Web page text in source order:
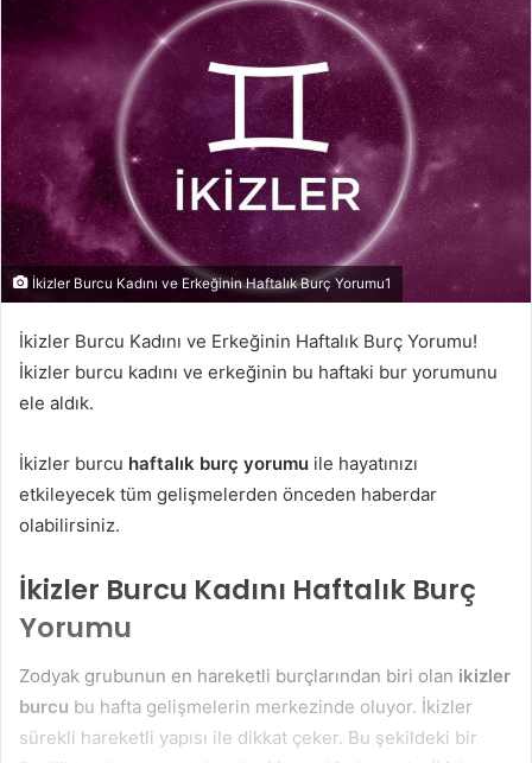
İkizler Burcu Kadını ve Erkeğinin Haftalık Burç Yorumu1
İkizler Burcu Kadını ve Erkeğinin Haftalık Burç Yorumu!
İkizler burcu kadını ve erkeğinin bu haftaki bur yorumunu
ele aldık.
İkizler burcu haftalık burç yorumu ile hayatınızı
etkileyecek tüm gelişmelerden önceden haberdar
olabilirsiniz.
İkizler Burcu Kadını Haftalık Burç
Yorumu
Zodyak grubunun en hareketli burçlarından biri olan ikizler
burcu bu hafta gelişmelerin merkezinde oluyor. İkizler
sürekli hareketli yapısı ile dikkat çeker. Bu şekildeki bir